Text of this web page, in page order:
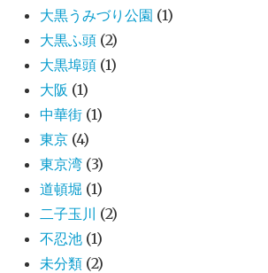
大黒うみづり公園 (1)
大黒ふ頭 (2)
大黒埠頭 (1)
大阪 (1)
中華街 (1)
東京 (4)
東京湾 (3)
道頓堀 (1)
二子玉川 (2)
不忍池 (1)
未分類 (2)